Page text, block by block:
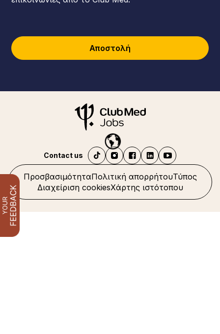
Αποστολή
ΠροσβασιμότηταΠολιτική απορρήτουΤύπος
Διαχείριση cookiesΧάρτης ιστότοπου
Contact us